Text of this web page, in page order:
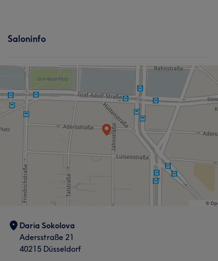
Saloninfo
Daria Sokolova
Adersstraße 21
40215 Düsseldorf